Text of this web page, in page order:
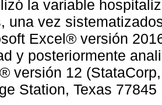
la variable
una vez
Excel® versión
y posteriormente
versión 12
Station, Texas 77845